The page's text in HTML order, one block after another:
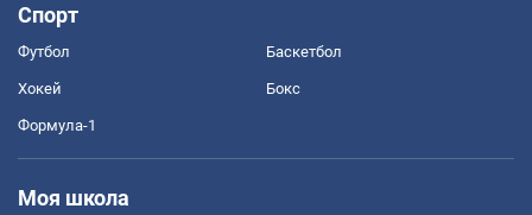
Спорт
Футбол Баскетбол
Хокей Бокс
Формула-1
Моя школа